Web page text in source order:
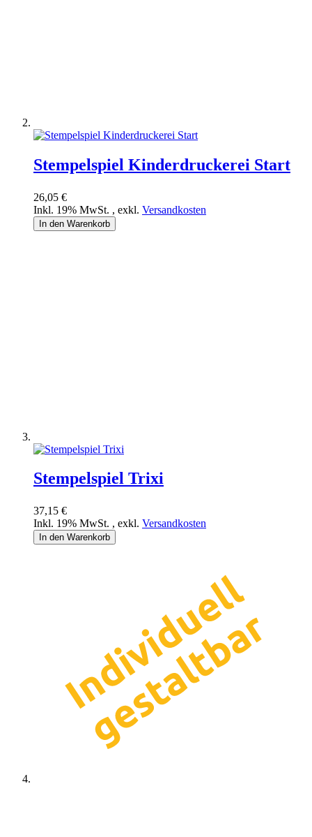
Stempelspiel Kinderdruckerei Start
26,05 €
Inkl. 19% MwSt. , exkl. Versandkosten
In den Warenkorb
Stempelspiel Trixi
37,15 €
Inkl. 19% MwSt. , exkl. Versandkosten
In den Warenkorb